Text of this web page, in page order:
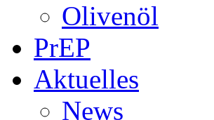
Olivenöl
PrEP
Aktuelles
News